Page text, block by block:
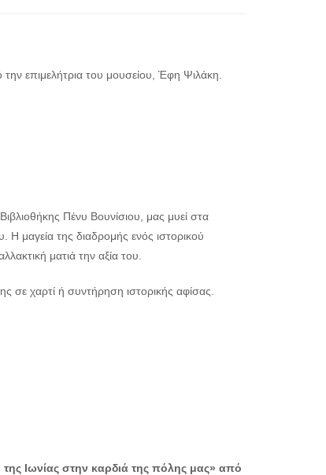
επιμελήτρια του μουσείου, Έφη Ψιλάκη.
Πένυ Βουνίσιου, μας μυεί στα
Η μαγεία της διαδρομής ενός ιστορικού
ματιά την αξία του.
σε χαρτί ή συντήρηση ιστορικής αφίσας.
Ιωνίας στην καρδιά της πόλης μας» από